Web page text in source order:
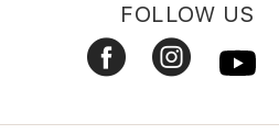
FOLLOW US